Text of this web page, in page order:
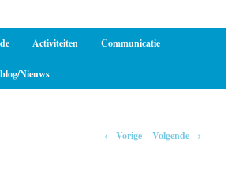
Activiteiten Communicatie
Nieuws
← Vorige Volgende →